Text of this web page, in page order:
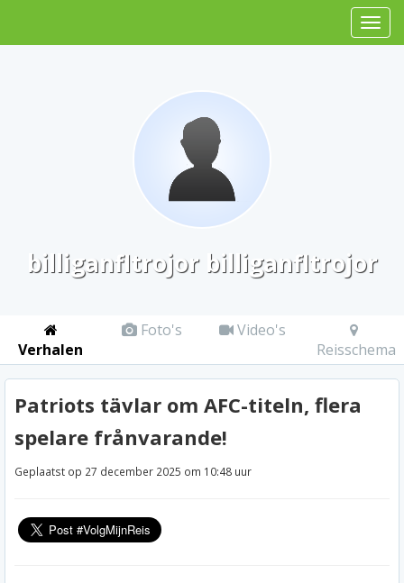
billiganfltrojor billiganfltrojor
Verhalen
Foto's
Video's
Reisschema
Patriots tävlar om AFC-titeln, flera
spelare frånvarande!
Geplaatst op 27 december 2025 om 10:48 uur